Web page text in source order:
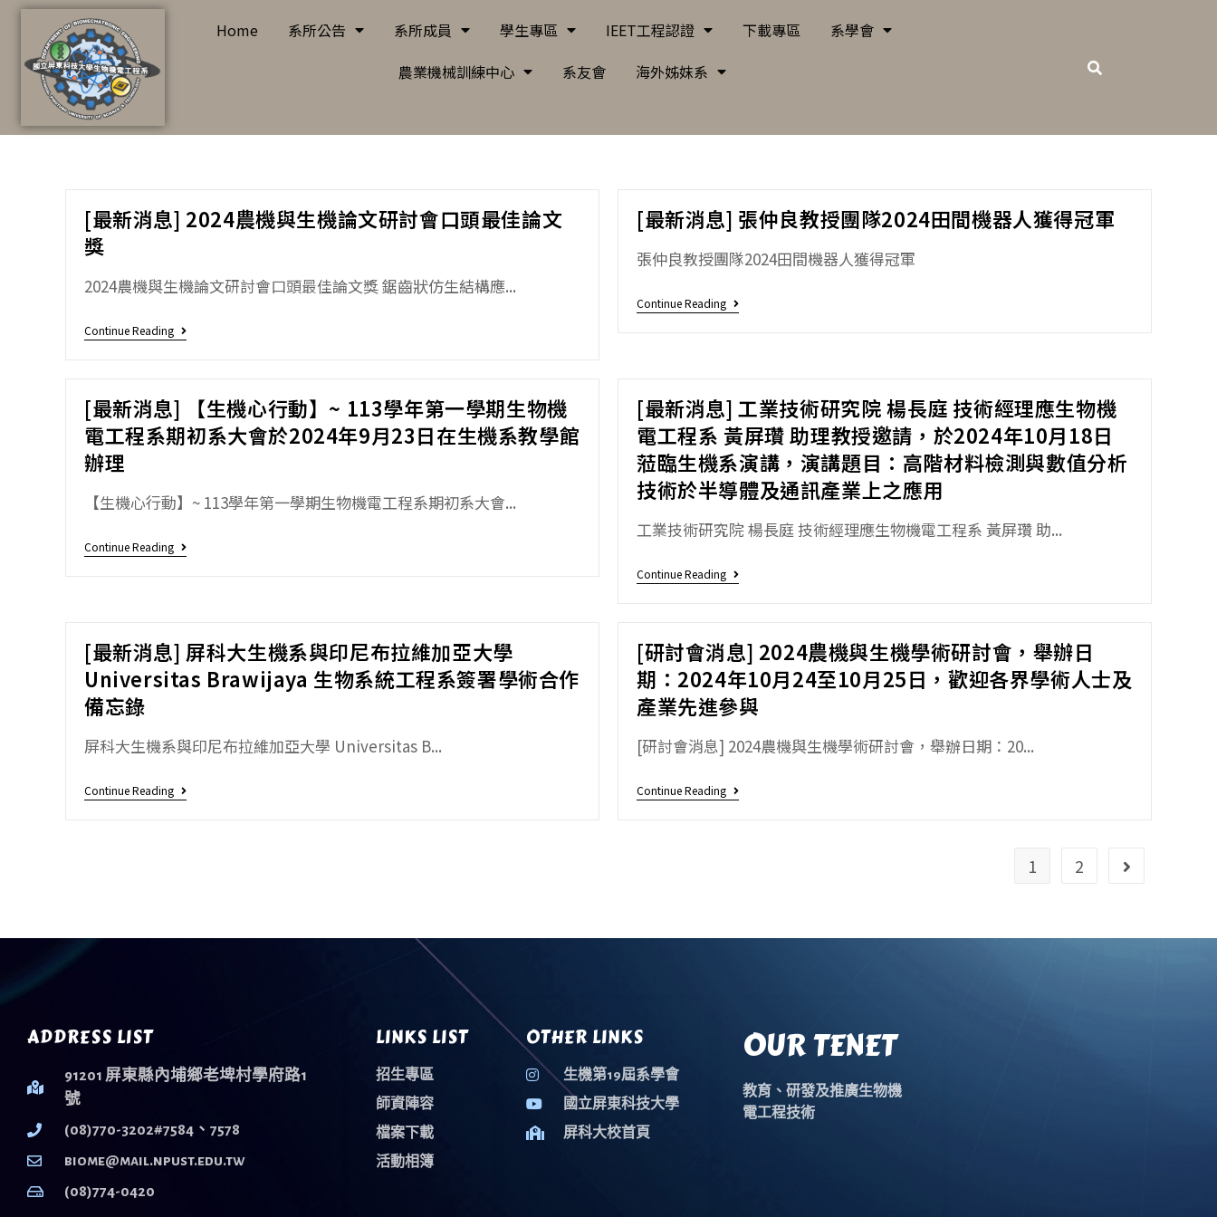
Home 系所公告 系所成員 學生專區 IEET工程認證 下載專區
系學會
農業機械訓練中心
系友會 海外姊妺系
[最新消息] 2024農機與生機論文研討會口頭最佳論文
獎
2024農機與生機論文研討會口頭最佳論文獎 鋸齒狀仿生結構應...
Continue Reading
[最新消息] 張仲良教授團隊2024田間機器人獲得冠軍
張仲良教授團隊2024田間機器人獲得冠軍
Continue Reading
[最新消息] 【生機心行動】~ 113學年第一學期生物機
電工程系期初系大會於2024年9月23日在生機系教學館
辦理
【生機心行動】~ 113學年第一學期生物機電工程系期初系大會...
Continue Reading
[最新消息] 工業技術研究院 楊長庭 技術經理應生物機
電工程系 黃屏瓚 助理教授邀請，於2024年10月18日
蒞臨生機系演講，演講題目：高階材料檢測與數值分析
技術於半導體及通訊產業上之應用
工業技術研究院 楊長庭 技術經理應生物機電工程系 黃屏瓚 助...
Continue Reading
[最新消息] 屏科大生機系與印尼布拉維加亞大學
Universitas Brawijaya 生物系統工程系簽署學術合作
備忘錄
屏科大生機系與印尼布拉維加亞大學 Universitas B...
Continue Reading
[研討會消息] 2024農機與生機學術研討會，舉辦日
期：2024年10月24至10月25日，歡迎各界學術人士及
產業先進參與
[研討會消息] 2024農機與生機學術研討會，舉辦日期：20...
Continue Reading
1 2
ADDRESS LIST
91201 屏東縣內埔鄉老埤村學府路1
號
(08)770-3202#7584、7578
biome@mail.npust.edu.tw
(08)774-0420
LINKS LIST
招生專區
師資陣容
檔案下載
活動相簿
OTHER LINKS
生機第19屆系學會
國立屏東科技大學
屏科大校首頁
OUR TENET
教育、研發及推廣生物機
電工程技術